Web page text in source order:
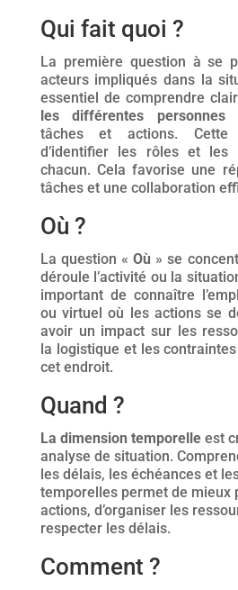
Qui fait quoi ?
La première question à se
acteurs impliqués dans la
essentiel de comprendre
les différentes personnes
tâches et actions. Cette
d’identifier les rôles et les
chacun. Cela favorise une
tâches et une collaboration
Où ?
La question «Où » se
déroule l’activité ou la
important de connaître
ou virtuel où les actions se
avoir un impact sur les
la logistique et les
cet endroit.
Quand ?
La dimension temporelleest
analyse de situation.
les délais, les échéances et
temporelles permet de mieux
actions, d’organiser les
respecter les délais.
Comment ?